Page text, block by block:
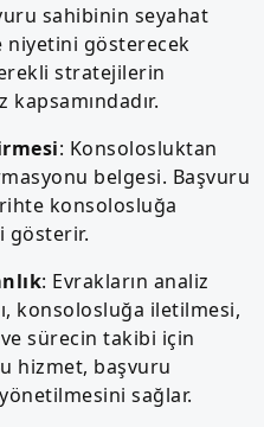
sahibinin seyahat
niyetini gösterecek
stratejilerin
: Konsolosluktan
belgesi. Başvuru
konsolosluğa
gösterir.
: Evrakların analiz
konsolosluğa iletilmesi,
sürecin takibi için
hizmet, başvuru
sağlar.